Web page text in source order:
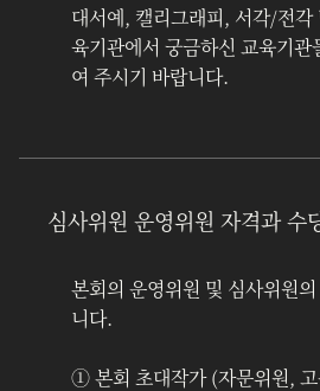
대서예, 캘리그래피, 서각/전
육기관에서 궁금하신 교육기
여 주시기 바랍니다.
심사위원 운영위원 자격과 수
본회의 운영위원 및 심사위원
니다.